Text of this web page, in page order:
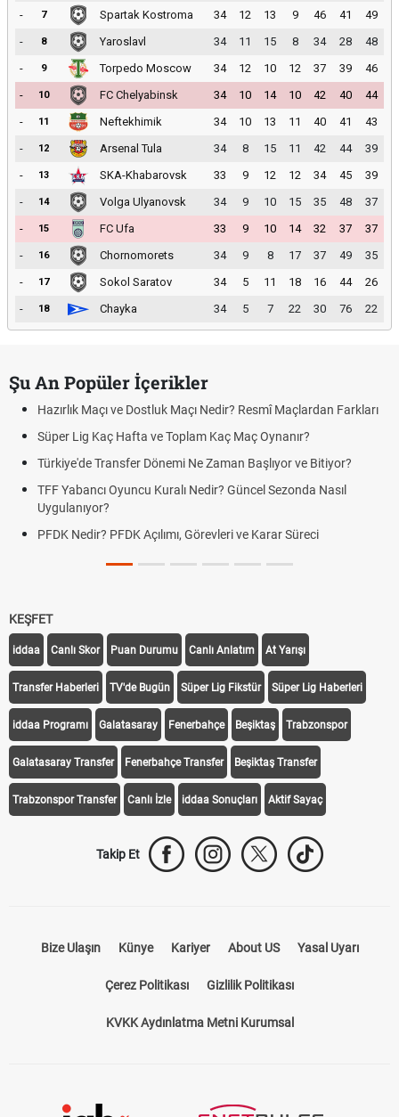
- 7 Spartak Kostroma 34 12 13 9 46 41
49
-
8 Yaroslavl 34 11 15 8 34 28
48
-
9 Torpedo Moscow 34 12 10 12 37 39
46
-
10 FC Chelyabinsk 34 10 14 10 42 40
44
-
11 Neftekhimik 34 10 13 11 40 41
43
-
12 Arsenal Tula 34 8 15 11 42 44
39
-
13 SKA-Khabarovsk 33 9 12 12 34 45
39
-
14 Volga Ulyanovsk 34 9 10 15 35 48
37
-
15 FC Ufa 33 9 10 14 32 37
37
-
16 Chornomorets 34 9 8 17 37 49
35
-
17 Sokol Saratov 34 5 11 18 16 44
26
-
18 Chayka 34 5 7 22 30 76 22
Şu An Popüler İçerikler
Hazırlık Maçı ve Dostluk Maçı Nedir? Resmî Maçlardan Farkları
Süper Lig Kaç Hafta ve Toplam Kaç Maç Oynanır?
Türkiye'de Transfer Dönemi Ne Zaman Başlıyor ve Bitiyor?
TFF Yabancı Oyuncu Kuralı Nedir? Güncel Sezonda Nasıl
Uygulanıyor?
PFDK Nedir? PFDK Açılımı, Görevleri ve Karar Süreci
KEŞFET
iddaa Canlı Skor Puan Durumu Canlı Anlatım At Yarışı
Transfer Haberleri TV'de Bugün Süper Lig Fikstür Süper Lig Haberleri
iddaa Programı Galatasaray Fenerbahçe Beşiktaş Trabzonspor
Galatasaray Transfer Fenerbahçe Transfer Beşiktaş Transfer
Trabzonspor Transfer Canlı İzle iddaa Sonuçları Aktif Sayaç
Takip Et
Bize Ulaşın Künye Kariyer About US Yasal Uyarı
Çerez Politikası Gizlilik Politikası
KVKK Aydınlatma Metni Kurumsal